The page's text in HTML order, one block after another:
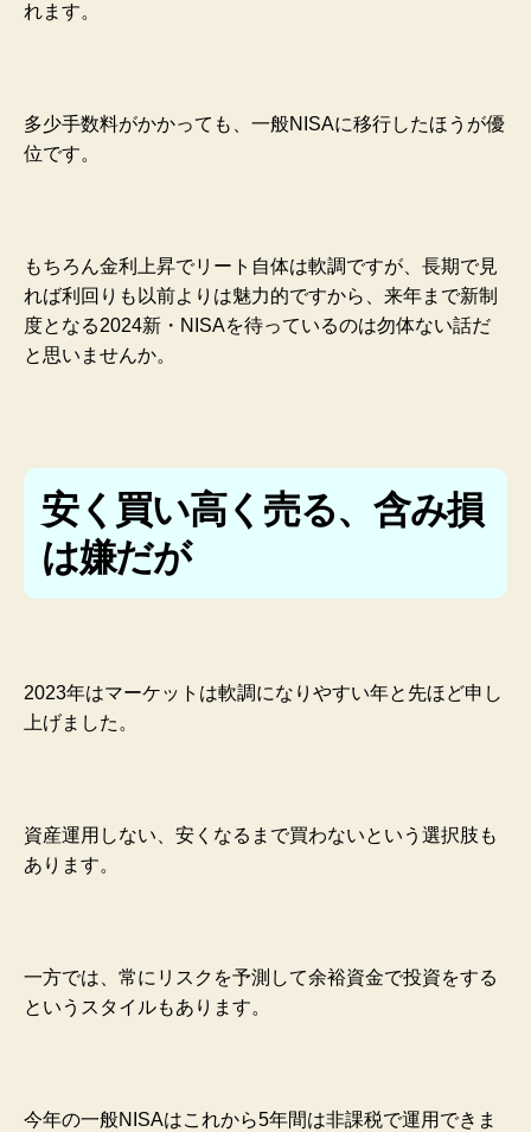
れます。
多少手数料がかかっても、一般NISAに移行したほうが優
位です。
もちろん金利上昇でリート自体は軟調ですが、長期で見
れば利回りも以前よりは魅力的ですから、来年まで新制
度となる2024新・NISAを待っているのは勿体ない話だ
と思いませんか。
安く買い高く売る、含み損
は嫌だが
2023年はマーケットは軟調になりやすい年と先ほど申し
上げました。
資産運用しない、安くなるまで買わないという選択肢も
あります。
一方では、常にリスクを予測して余裕資金で投資をする
というスタイルもあります。
今年の一般NISAはこれから5年間は非課税で運用できま